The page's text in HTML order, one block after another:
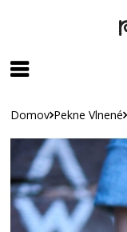
Domov Pekne Vlnené